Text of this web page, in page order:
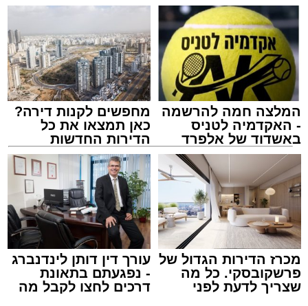
המלצה חמה להרשמה
- האקדמיה לטניס
באשדוד של אלפרד
קריאולנסקי - לילדים
מחפשים לקנות דירה?
כאן תמצאו את כל
הדירות החדשות
למכירה באשדוד >>>
מכרז הדירות הגדול של
פרשקובסקי. כל מה
שצריך לדעת לפני
עורך דין דותן לינדנברג
- נפגעתם בתאונת
דרכים לחצו לקבל מה